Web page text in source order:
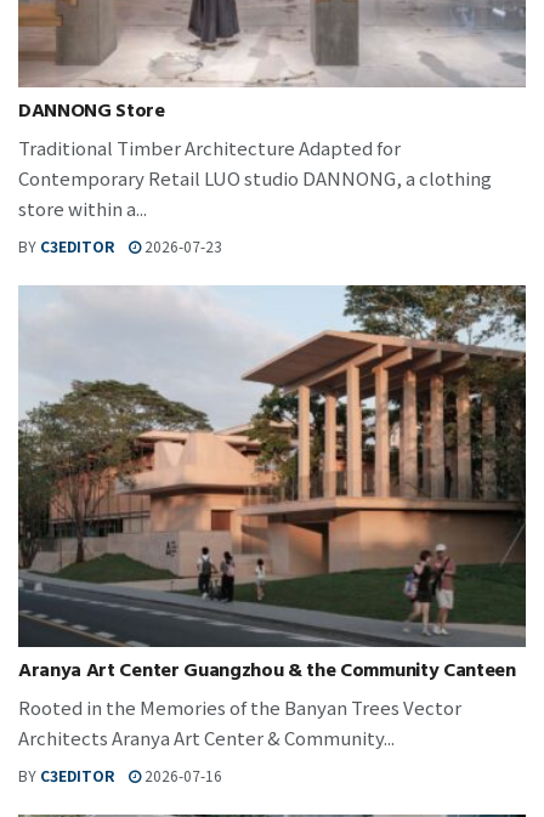
DANNONG Store
Traditional Timber Architecture Adapted for
Contemporary Retail LUO studio DANNONG, a clothing
store within a...
BY C3EDITOR 2026-07-23
Aranya Art Center Guangzhou & the Community Canteen
Rooted in the Memories of the Banyan Trees Vector
Architects Aranya Art Center & Community...
BY C3EDITOR 2026-07-16